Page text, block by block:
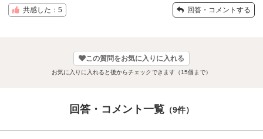
共感した：5
回答・コメントする
この質問をお気に入りに入れる
お気に入りに入れると後からチェックできます（15個まで）
回答・コメント一覧 （9件）